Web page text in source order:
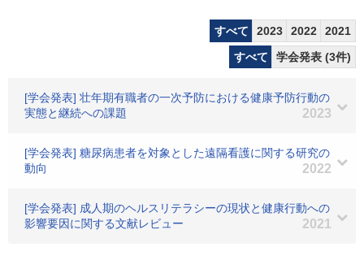
すべて 2023 2022
2021
すべて
学会発表 (3件)
[学会発表] 壮年期有職者の一次予防における健康予防行動の
実態と継続への課題
2023
[学会発表] 糖尿病患者を対象とした遠隔看護に関する研究の
動向
2022
[学会発表] 成人期のヘルスリテラシーの現状と健康行動への
影響要因に関する文献レビュー
2021